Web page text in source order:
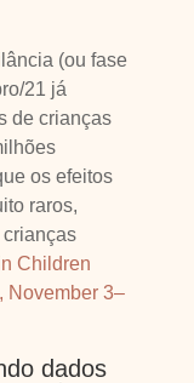
(ou fase
21 já
de crianças
os efeitos
raros,
Children
November 3–
dados